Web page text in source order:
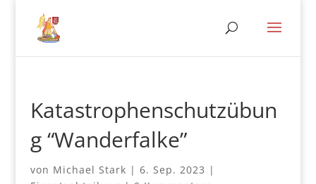
Katastrophenschutzübun
g “Wanderfalke”
von Michael Stark | 6. Sep. 2023 |